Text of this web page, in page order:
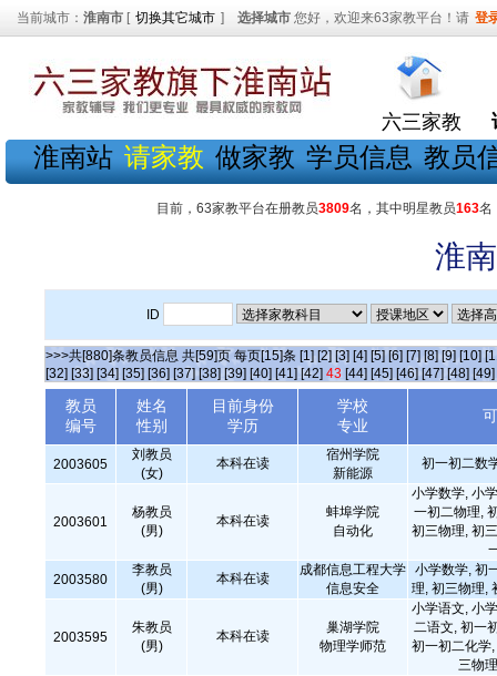
当前城市： 淮南市 [ 切换其它城市 ] 选择城市 您好，欢迎来63家教平台！请 登
六三家教
淮南站 请家教 做家教 学员信息 教员
目前，63家教平台在册教员3809名，其中明星教员163名
淮
ID
>>>共[880]条教员信息 共[59]页 每页[15]条 [1] [2] [3] [4] [5] [6] [7] [8] [9] [10]
[32] [33] [34] [35] [36] [37] [38] [39] [40] [41] [42] 43 [44] [45] [46] [47] [48] [49]
教员
编号
姓名
性别
目前身份
学历
学校
专业
2003605
刘教员
(女)
本科在读
宿州学院
新能源
初一初二数
2003601
杨教员
(男)
本科在读
蚌埠学院
自动化
小学数学, 小
一初二物理,
初三物理, 初
2003580
李教员
(男)
本科在读
成都信息工程大学
信息安全
小学数学, 初
理, 初三物理,
2003595
朱教员
(男)
本科在读
巢湖学院
物理学师范
小学语文, 小
二语文, 初一
初一初二化学
三物